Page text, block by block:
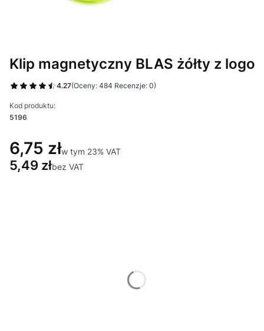
Klip magnetyczny BLAS żółty z logo
4.27(Oceny: 484 Recenzje: 0)
Kod produktu:
5196
6,75 złw tym 23% VAT
w tym 23% VAT
5,49 złbez VAT